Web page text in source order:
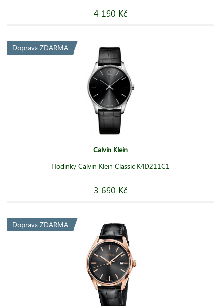
4 190 Kč
Doprava ZDARMA
Calvin Klein
Hodinky Calvin Klein Classic K4D211C1
3 690 Kč
Doprava ZDARMA